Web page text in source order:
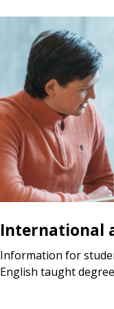
International
Information for
English taught